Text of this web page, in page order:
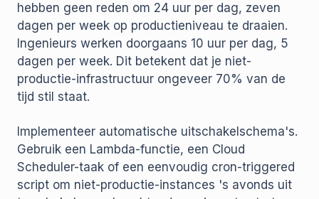
hebben geen reden om 24 uur per dag, zeven
dagen per week op productieniveau te draaien.
Ingenieurs werken doorgaans 10 uur per dag, 5
dagen per week. Dit betekent dat je niet-
productie-infrastructuur ongeveer 70% van de
tijd stil staat.
Implementeer automatische uitschakelschema's.
Gebruik een Lambda-functie, een Cloud
Scheduler-taak of een eenvoudig cron-triggered
script om niet-productie-instances 's avonds uit